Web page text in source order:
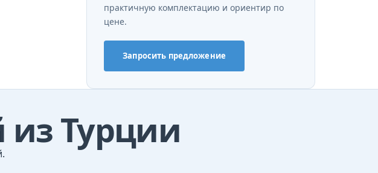
практичную комплектацию и ориентир по
цене.
Запросить предложение
из Турции